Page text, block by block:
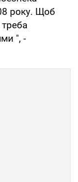
року. Щоб
треба
", -